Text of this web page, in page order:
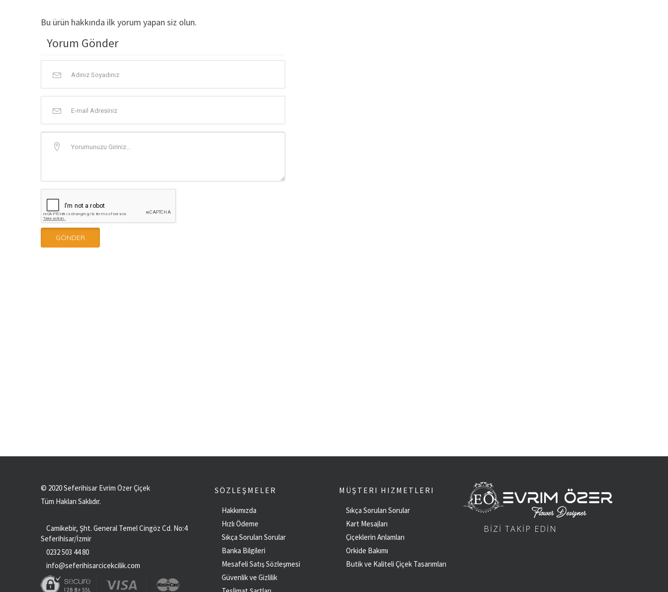
Bu ürün hakkında ilk yorum yapan siz olun.
Yorum Gönder
© 2020 Seferihisar Evrim Özer Çiçek
Tüm Hakları Saklıdır.
Camikebir, Şht. General Temel Cingöz Cd. No:4
Seferihisar/İzmir
0232 503 44 80
info@seferihisarcicekcilik.com
SÖZLEŞMELER
Hakkımızda
Hızlı Ödeme
Sıkça Sorulan Sorular
Banka Bilgileri
Mesafeli Satış Sözleşmesi
Güvenlik ve Gizlilik
MÜŞTERI HIZMETLERI
Sıkça Sorulan Sorular
Kart Mesajları
Çiçeklerin Anlamları
Orkide Bakımı
Butik ve Kaliteli Çiçek Tasarımları
BİZİ TAKİP EDİN